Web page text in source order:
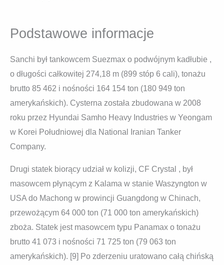
Podstawowe informacje
Sanchi był tankowcem Suezmax o podwójnym kadłubie ,
o długości całkowitej 274,18 m (899 stóp 6 cali), tonażu
brutto 85 462 i nośności 164 154 ton (180 949 ton
amerykańskich). Cysterna została zbudowana w 2008
roku przez Hyundai Samho Heavy Industries w Yeongam
w Korei Południowej dla National Iranian Tanker
Company.
Drugi statek biorący udział w kolizji, CF Crystal , był
masowcem płynącym z Kalama w stanie Waszyngton w
USA do Machong w prowincji Guangdong w Chinach,
przewożącym 64 000 ton (71 000 ton amerykańskich)
zboża. Statek jest masowcem typu Panamax o tonażu
brutto 41 073 i nośności 71 725 ton (79 063 ton
amerykańskich). [9] Po zderzeniu uratowano całą chińską